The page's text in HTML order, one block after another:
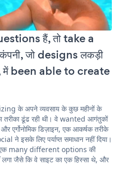
हैं, तो take a
जो designs लकड़ी
है, में been able to create
के अपने व्यवसाय के कुछ महीनों के
ढूंढ रही थी। वे wanted आगंतुकों
एर्गोनोमिक डिज़ाइन, एक आकर्षक तरीके
इसके लिए पर्याप्त समाधान नहीं दिया।
एक many different options की
जैसे कि वे साइट का एक हिस्सा थे, और